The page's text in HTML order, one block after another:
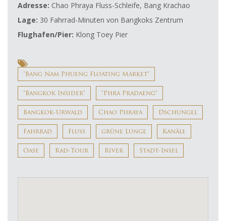
Adresse: Chao Phraya Fluss-Schleife, Bang Krachao
Lage: 30 Fahrrad-Minuten von Bangkoks Zentrum
Flughafen/Pier: Klong Toey Pier
"Bang Nam Phueng Floating Market"
"Bangkok Insider" "Phra Pradaeng"
Bangkok-Urwald Chao Phraya Dschungel
Fahrrad Fluss grüne Lunge Kanäle
Oase Rad-Tour River Stadt-Insel